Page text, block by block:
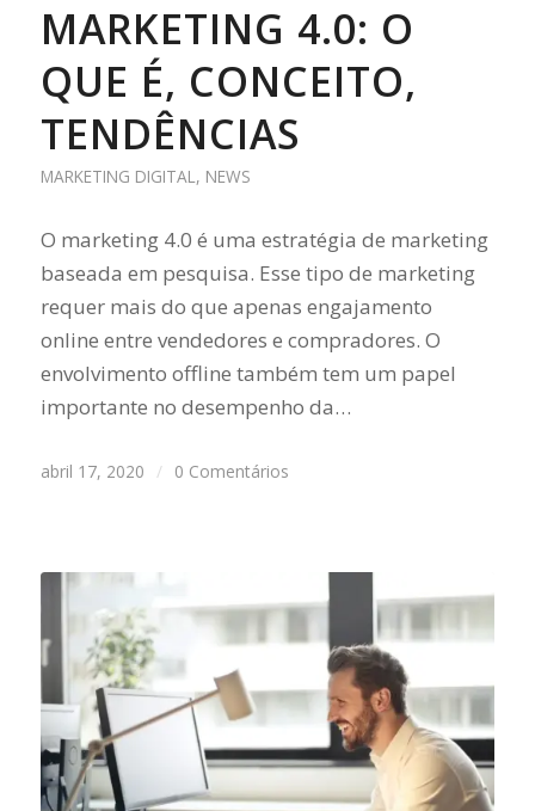
MARKETING 4.0: O
QUE É, CONCEITO,
TENDÊNCIAS
MARKETING DIGITAL, NEWS
O marketing 4.0 é uma estratégia de marketing
baseada em pesquisa. Esse tipo de marketing
requer mais do que apenas engajamento
online entre vendedores e compradores. O
envolvimento offline também tem um papel
importante no desempenho da…
abril 17, 2020 / 0 Comentários